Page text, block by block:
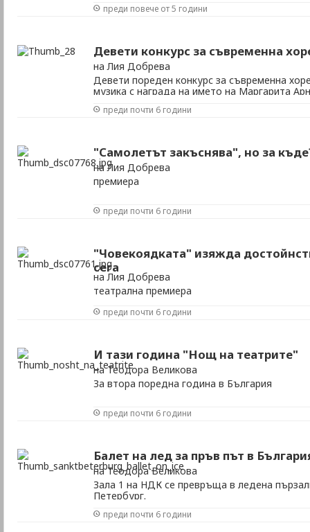
преди повече от 5 години
Девети конкурс за съвременна
на Лия Добрева
Девети пореден конкурс за съвременна
музика с награда на името на Маргарита
преди почти 6 години
"Самолетът закъснява", но за
на Лия Добрева
премиера
преди почти 6 години
"Човекоядката" изяжда
сега
на Лия Добрева
театрална премиера
преди почти 6 години
И тази година "Нощ на театрите"
на Теодора Великова
За втора поредна година в България
преди почти 6 години
Балет на лед за пръв път в
на Теодора Великова
Зала 1 на НДК се превръща в ледена
Петербург.
преди почти 6 години